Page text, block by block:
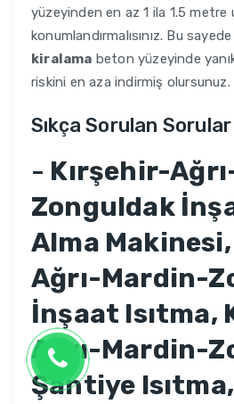
yüzeyinden en az 1 ila 1.5 metre
konumlandırmalısınız. Bu sayede
kiralama beton yüzeyinde
riskini en aza indirmiş olursunuz.
Sıkça Sorulan Sorular
- Kırşehir-
Zonguldak
Alma
Ağrı-Mardin-
İnşaat Isıtma,
Ağrı-Mardin-
Şantiye